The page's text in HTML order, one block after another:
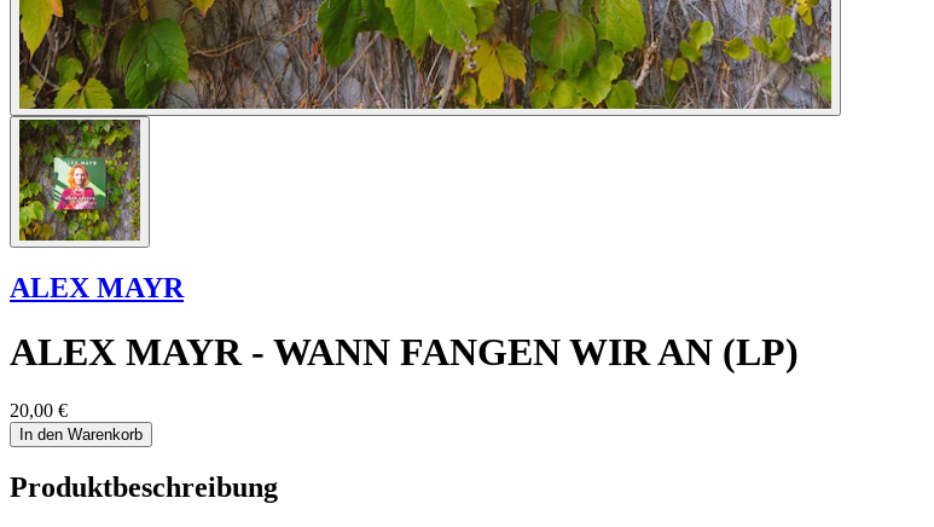
ALEX MAYR
ALEX MAYR - WANN FANGEN WIR AN (LP)
20,00 €
In den Warenkorb
Produktbeschreibung